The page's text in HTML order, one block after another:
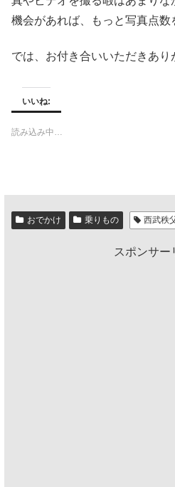
機会があれば、もっと写真点数
では、お付き合いいただきあり
いいね:
読み込み中…
おでかけ 乗りもの 西武秩
スポンサー